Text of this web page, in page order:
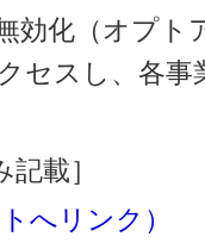
効化（オプト
セスし、各
載］
へリンク）